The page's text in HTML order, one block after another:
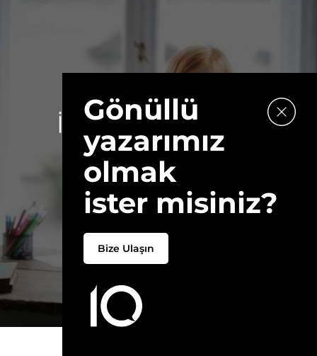
11 TEMMUZ 2020
İçimizdeki Çocuk
Kimdir?
SERAY DEMIR
~16DK
Gönüllü
yazarımız
olmak
ister misiniz?
Bize Ulaşın